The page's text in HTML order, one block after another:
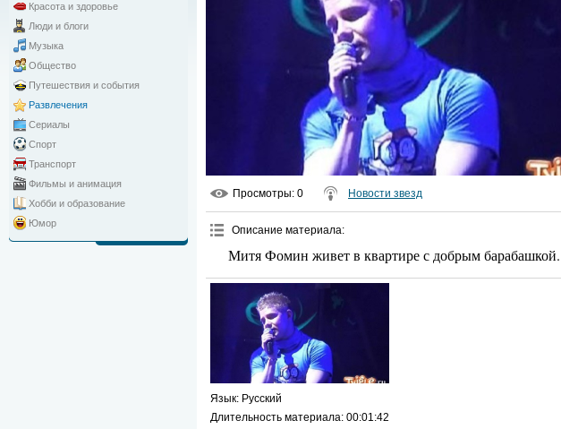
Красота и здоровье
Люди и блоги
Музыка
Общество
Путешествия и события
Развлечения
Сериалы
Спорт
Транспорт
Фильмы и анимация
Хобби и образование
Юмор
Просмотры: 0 Новости звезд
Описание материала:
Митя Фомин живет в квартире с добрым барабашкой.
Язык: Русский
Длительность материала: 00:01:42